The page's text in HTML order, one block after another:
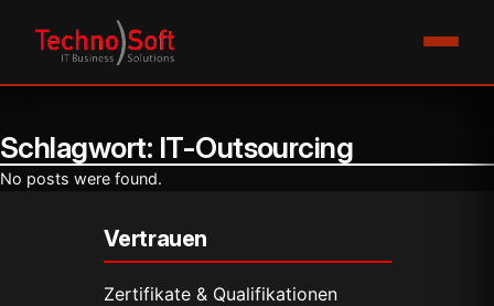
Schlagwort: IT-Outsourcing
No posts were found.
Vertrauen
Zertifikate & Qualifikationen